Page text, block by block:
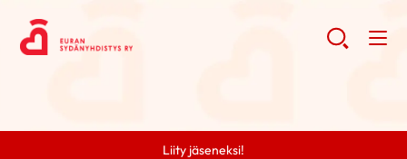
Liity jäseneksi!